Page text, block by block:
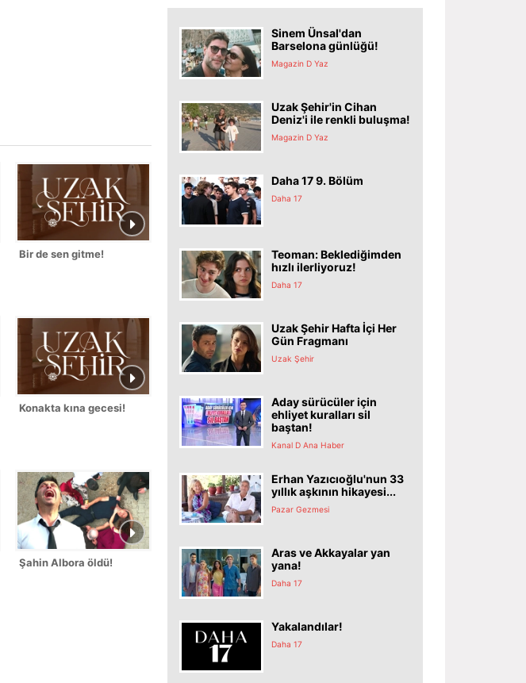
Bir de sen gitme!
Konakta kına gecesi!
Şahin Albora öldü!
Sinem Ünsal'dan
Barselona günlüğü!
Magazin D Yaz
Uzak Şehir'in Cihan
Deniz'i ile renkli buluşma!
Magazin D Yaz
Daha 17 9. Bölüm
Daha 17
Teoman: Beklediğimden
hızlı ilerliyoruz!
Daha 17
Uzak Şehir Hafta İçi Her
Gün Fragmanı
Uzak Şehir
Aday sürücüler için
ehliyet kuralları sil
baştan!
Kanal D Ana Haber
Erhan Yazıcıoğlu'nun 33
yıllık aşkının hikayesi...
Pazar Gezmesi
Aras ve Akkayalar yan
yana!
Daha 17
Yakalandılar!
Daha 17